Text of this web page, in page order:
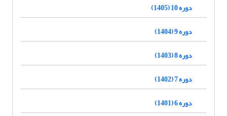
دوره 10 (1405)
دوره 9 (1404)
دوره 8 (1403)
دوره 7 (1402)
دوره 6 (1401)